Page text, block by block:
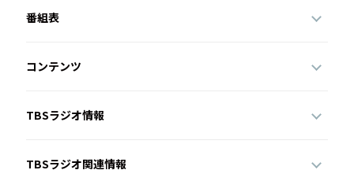
番組表
コンテンツ
TBSラジオ情報
TBSラジオ関連情報